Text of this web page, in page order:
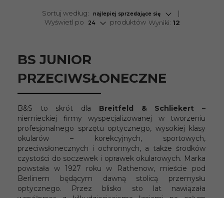
BS JUNIOR
PRZECIWSŁONECZNE
B&S to skrót dla Breitfeld & Schliekert –
niemieckiej firmy wyspecjalizowanej w tworzeniu
profesjonalnego sprzętu optycznego, wysokiej klasy
okularów – korekcyjnych, sportowych,
przeciwsłonecznych i ochronnych, a także środków
czystości do soczewek i oprawek okularowych. Marka
powstała w 1927 roku w Rathenow, mieście pod
Berlinem będącym dawną stolicą przemysłu
optycznego. Przez blisko sto lat nawiązała
Sortuj według:
sort najlepiej sprzedające się
Wyświetl po
pop 24 produktów Wyniki: 12